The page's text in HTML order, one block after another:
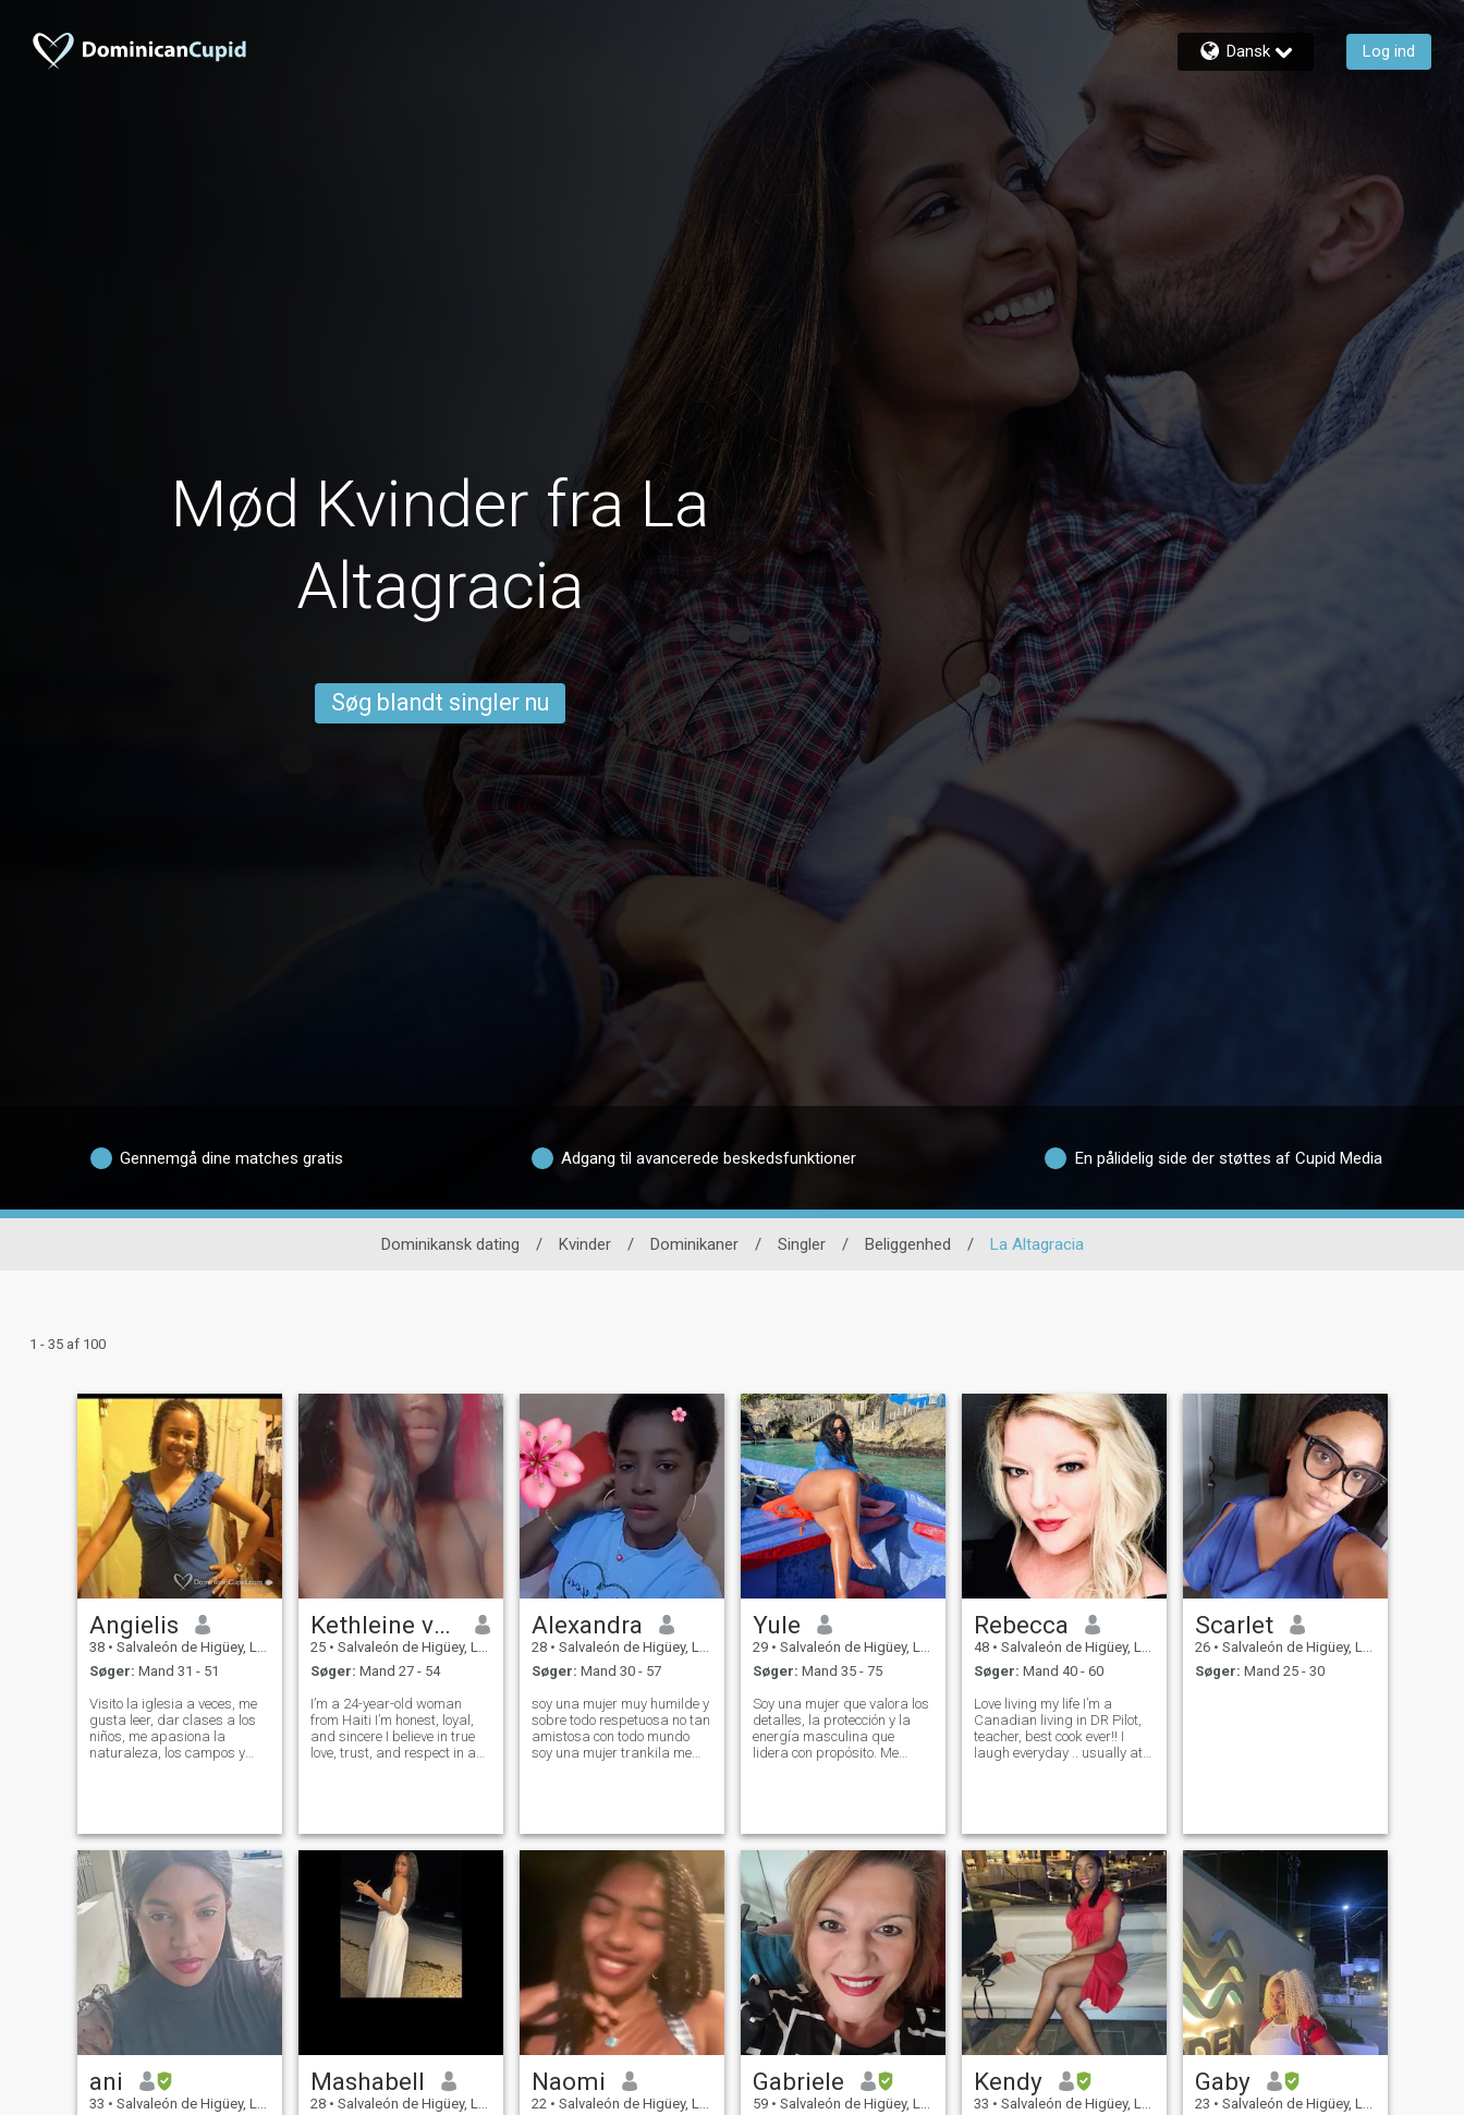
Dansk Log ind
Mød Kvinder fra La
Altagracia
Søg blandt singler nu
Gennemgå dine matches gratis Adgang til avancerede beskedsfunktioner En pålidelig side der støttes af Cupid Media
Dominikansk dating / Kvinder / Dominikaner / Singler / Beliggenhed / La Altagracia
1 - 35 af 100
Angielis
38 • Salvaleón de Higüey, La Altagracia, DR Dominikanske
Søger: Mand 31 - 51
Visito la iglesia a veces, me
gusta leer, dar clases a los
niños, me apasiona la
naturaleza, los campos y
como tomarme un café al
lado de la gente que
Kethleine valsaint
25 • Salvaleón de Higüey, La Altagracia, DR Dominikanske
Søger: Mand 27 - 54
I’m a 24-year-old woman
from Haiti I’m honest, loyal,
and sincere I believe in true
love, trust, and respect in a
are serious and respe
Alexandra
28 • Salvaleón de Higüey, La Altagracia, DR Dominikanske
Søger: Mand 30 - 57
soy una mujer muy humilde y
sobre todo respetuosa no tan
amistosa con todo mundo
soy una mujer trankila me
pajina para vender mi
cuerpo ni que m
Yule
29 • Salvaleón de Higüey, La Altagracia, DR Dominikanske
Søger: Mand 35 - 75
Soy una mujer que valora los
detalles, la protección y la
energía masculina que
lidera con propósito. Me
ambición, generoso de
corazón y sabes cuidar lo
que
Rebecca
48 • Salvaleón de Higüey, La Altagracia, DR Dominikanske
Søger: Mand 40 - 60
Love living my life I’m a
Canadian living in DR Pilot,
teacher, best cook ever!! I
laugh everyday .. usually at
live bands, I nee
Scarlet
26 • Salvaleón de Higüey, La Altagracia, DR Dominikanske
Søger: Mand 25 - 30
ani
33 • Salvaleón de Higüey, La Altagracia, DR Dominikanske
Mashabell
28 • Salvaleón de Higüey, La Altagracia, DR Dominikanske
Naomi
22 • Salvaleón de Higüey, La Altagracia, DR Dominikanske
Gabriele
59 • Salvaleón de Higüey, La Altagracia, DR Dominikanske
Kendy
33 • Salvaleón de Higüey, La Altagracia, DR Dominikanske
Gaby
23 • Salvaleón de Higüey, La Altagracia, DR Dominikanske